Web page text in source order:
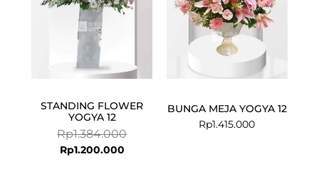
STANDING FLOWER
YOGYA 12
Rp1.384.000
Rp1.200.000
BUNGA MEJA YOGYA 12
Rp1.415.000